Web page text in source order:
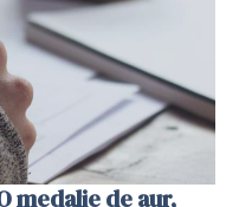
medalie de aur,